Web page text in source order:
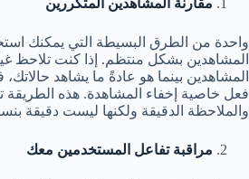
واحدة من الطرق البسيطة التي يمكنك
المشاهدين بشكل منتظم. إذا كنت
المشاهدين بينما هو عادةً ما يشاهد
فعل خاصية إخفاء المشاهدة. هذه الطريقة
والملاحظة الدقيقة ولكنها ليست دقيقة بنسبة
مراقبة تفاعل المستخدمين معك